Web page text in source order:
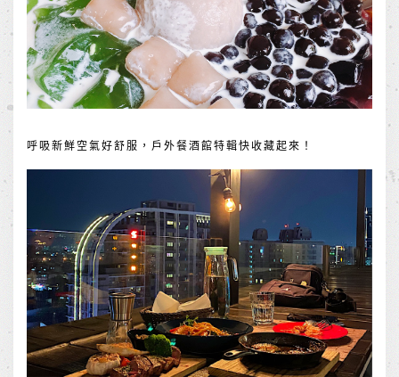
呼吸新鮮空氣好舒服，戶外餐酒館特輯快收藏起來！